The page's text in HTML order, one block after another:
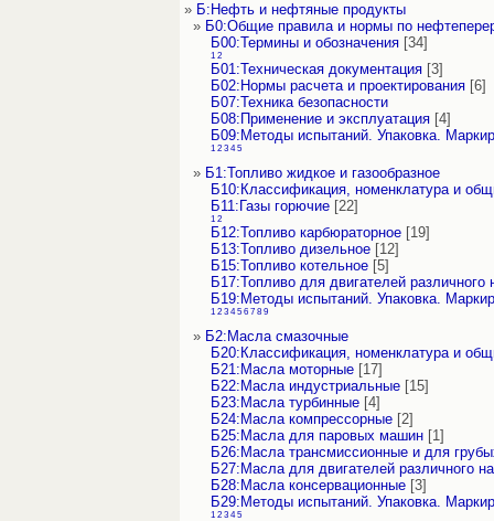
» Б:Нефть и нефтяные продукты
» Б0:Общие правила и нормы по
Б00:Термины и обозначения [34]
1 2
Б01:Техническая документация [3]
Б02:Нормы расчета и проектирования [6]
Б07:Техника безопасности
Б08:Применение и эксплуатация [4]
Б09:Методы испытаний. Упаковка.
1 2 3 4 5
» Б1:Топливо жидкое и газообразное
Б10:Классификация, номенклатура и
Б11:Газы горючие [22]
1 2
Б12:Топливо карбюраторное [19]
Б13:Топливо дизельное [12]
Б15:Топливо котельное [5]
Б17:Топливо для двигателей различного
Б19:Методы испытаний. Упаковка.
1 2 3 4 5 6 7 8 9
» Б2:Масла смазочные
Б20:Классификация, номенклатура и
Б21:Масла моторные [17]
Б22:Масла индустриальные [15]
Б23:Масла турбинные [4]
Б24:Масла компрессорные [2]
Б25:Масла для паровых машин [1]
Б26:Масла трансмиссионные и для
Б27:Масла для двигателей различного
Б28:Масла консервационные [3]
Б29:Методы испытаний. Упаковка.
1 2 3 4 5